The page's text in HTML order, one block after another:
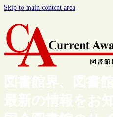
Skip to main content area
図書館界、図書
最新の情報をお